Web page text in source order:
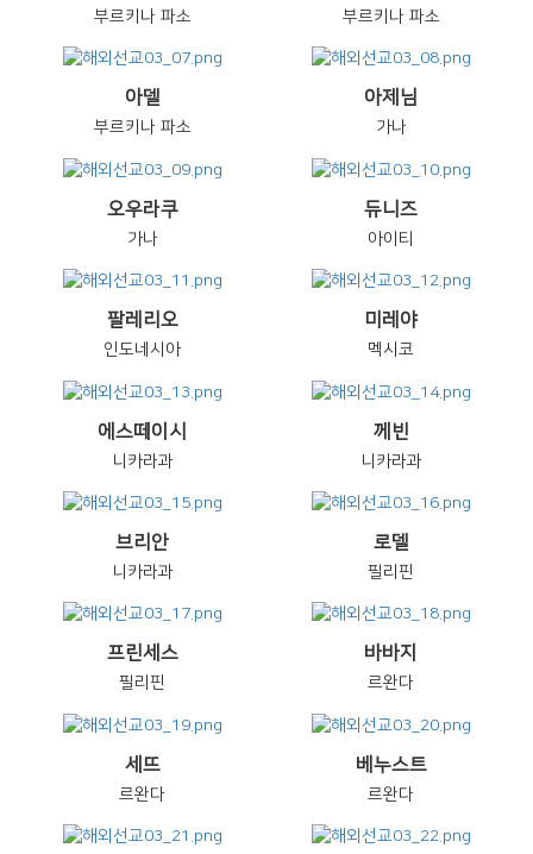
부르키나 파소 부르키나 파소
아델
부르키나 파소
아제님
가나
오우라쿠
가나
듀니즈
아이티
팔레리오
인도네시아
미레야
멕시코
에스떼이시
니카라과
께빈
니카라과
브리안
니카라과
로델
필리핀
프린세스
필리핀
바바지
르완다
세뜨
르완다
베누스트
르완다